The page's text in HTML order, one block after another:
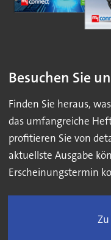
Besuchen Sie
Finden Sie heraus,
das umfangreiche
profitieren Sie von
aktuellste Ausgabe
Erscheinungstermin